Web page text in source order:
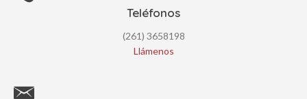
Teléfonos
(261) 3658198
Llámenos